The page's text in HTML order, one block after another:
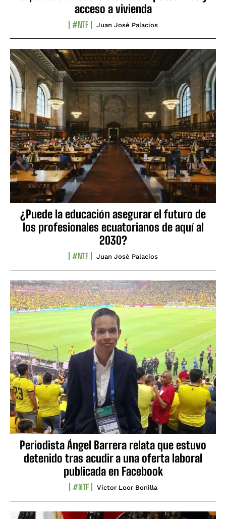
acceso a vivienda
#NTF Juan José Palacios
¿Puede la educación asegurar el futuro de
los profesionales ecuatorianos de aquí al
2030?
#NTF Juan José Palacios
Periodista Ángel Barrera relata que estuvo
detenido tras acudir a una oferta laboral
publicada en Facebook
#NTF Víctor Loor Bonilla